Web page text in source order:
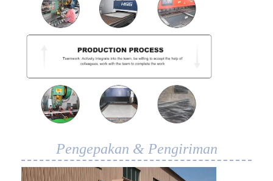
Pengepakan & Pengiriman